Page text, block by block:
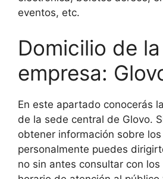
eventos, etc.
Domicilio de la
empresa:
En este apartado conocerás
de la sede central de Glovo.
obtener información sobre
personalmente puedes
no sin antes consultar con